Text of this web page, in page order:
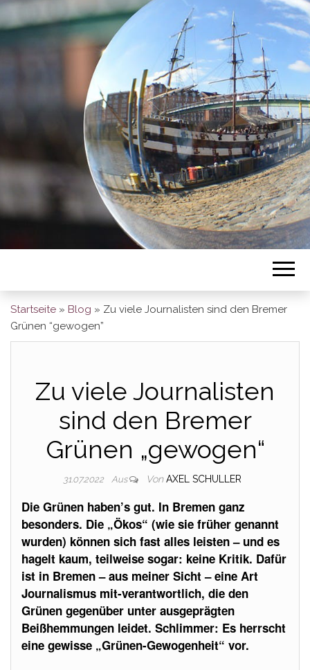
BREMEN SO
GESEHEN
Startseite » Blog » Zu viele Journalisten sind den Bremer
Grünen “gewogen”
Zu viele Journalisten
sind den Bremer
Grünen „gewogen“
31.07.2022 Aus Von AXEL SCHULLER
Die Grünen haben’s gut. In Bremen ganz
besonders. Die „Ökos“ (wie sie früher genannt
wurden) können sich fast alles leisten – und es
hagelt kaum, teilweise sogar: keine Kritik. Dafür
ist in Bremen – aus meiner Sicht – eine Art
Journalismus mit-verantwortlich, die den
Grünen gegenüber unter ausgeprägten
Beißhemmungen leidet. Schlimmer: Es herrscht
eine gewisse „Grünen-Gewogenheit“ vor.